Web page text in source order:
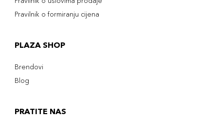
Pravilnik o formiranju cijena
PLAZA SHOP
Brendovi
Blog
PRATITE NAS